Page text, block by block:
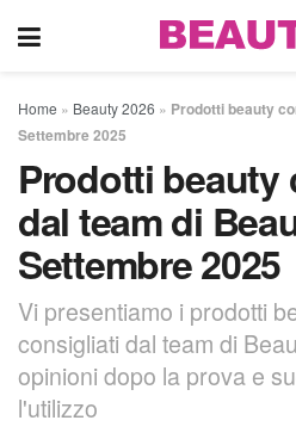
Home » Beauty 2026 » Prodotti beauty
Settembre 2025
Prodotti
dal team di
Settembre 2025
Vi presentiamo i prodotti
consigliati dal team di
opinioni dopo la prova e
l'utilizzo